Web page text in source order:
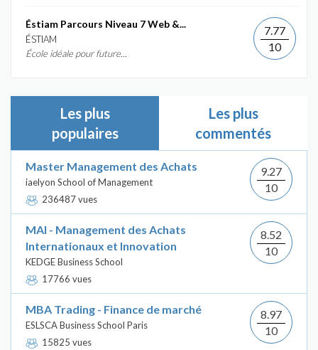
Éstiam Parcours Niveau 7 Web &...
ÉSTIAM
École idéale pour future...
7.77
10
Les plus
populaires
Les plus
commentés
Master Management des Achats
iaelyon School of Management
236487 vues
9.27
10
MAI - Management des Achats
Internationaux et Innovation
KEDGE Business School
17766 vues
8.52
10
MBA Trading - Finance de marché
ESLSCA Business School Paris
15825 vues
8.97
10